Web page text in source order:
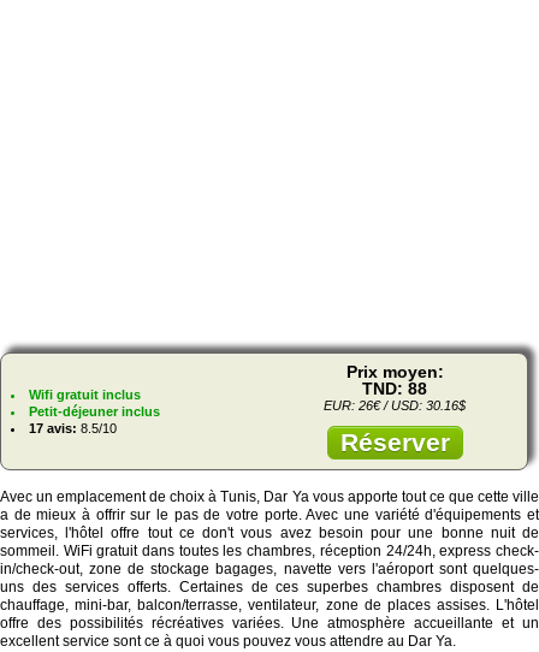
Wifi gratuit inclus
Petit-déjeuner inclus
17 avis: 8.5/10
Prix moyen:
TND: 88
EUR: 26€ / USD: 30.16$
Réserver
Avec un emplacement de choix à Tunis, Dar Ya vous apporte tout ce que cette ville
a de mieux à offrir sur le pas de votre porte. Avec une variété d'équipements et
services, l'hôtel offre tout ce don't vous avez besoin pour une bonne nuit de
sommeil. WiFi gratuit dans toutes les chambres, réception 24/24h, express check-
in/check-out, zone de stockage bagages, navette vers l'aéroport sont quelques-
uns des services offerts. Certaines de ces superbes chambres disposent de
chauffage, mini-bar, balcon/terrasse, ventilateur, zone de places assises. L'hôtel
offre des possibilités récréatives variées. Une atmosphère accueillante et un
excellent service sont ce à quoi vous pouvez vous attendre au Dar Ya.